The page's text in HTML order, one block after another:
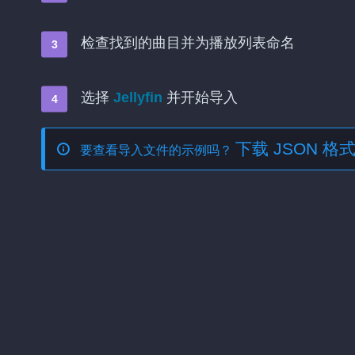
检查找到的曲目并为播放列表命名
选择 Jellyfin 并开始导入
要查看导入文件的示例吗？ 下载 JSON 格